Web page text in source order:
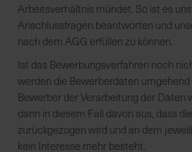
Arbeitsverhältnis mündet. So ist es
Anschlussfragen beantworten und
nach dem AGG erfüllen zu können.
Ist das Bewerbungsverfahren noch
werden die Bewerberdaten
Bewerber der Verarbeitung der Daten
dann in diesem Fall davon aus, dass
zurückgezogen wird und an dem
kein Interesse mehr besteht.